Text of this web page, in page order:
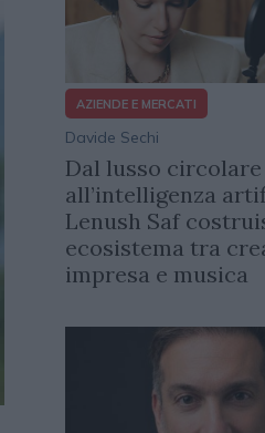
AZIENDE E MERCATI
Davide Sechi
Dal lusso circolare
all’intelligenza
Lenush Saf
ecosistema tra
impresa e musica